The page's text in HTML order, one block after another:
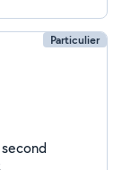
Particulier